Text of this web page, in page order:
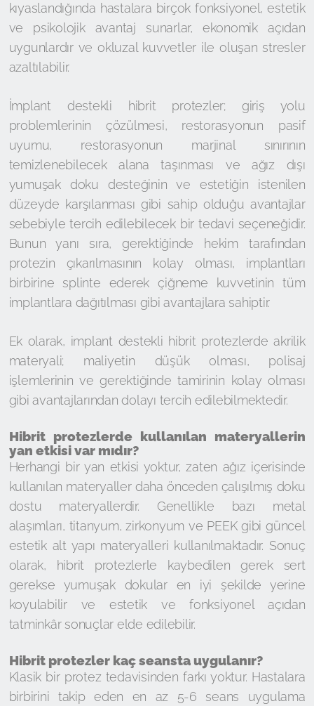
kıyaslandığında hastalara birçok fonksiyonel, estetik
ve psikolojik avantaj sunarlar, ekonomik açıdan
uygunlardır ve okluzal kuvvetler ile oluşan stresler
azaltılabilir.
İmplant destekli hibrit protezler; giriş yolu
problemlerinin çözülmesi, restorasyonun pasif
uyumu, restorasyonun marjinal sınırının
temizlenebilecek alana taşınması ve ağız dışı
yumuşak doku desteğinin ve estetiğin istenilen
düzeyde karşılanması gibi sahip olduğu avantajlar
sebebiyle tercih edilebilecek bir tedavi seçeneğidir.
Bunun yanı sıra, gerektiğinde hekim tarafından
protezin çıkarılmasının kolay olması, implantları
birbirine splinte ederek çiğneme kuvvetinin tüm
implantlara dağıtılması gibi avantajlara sahiptir.
Ek olarak, implant destekli hibrit protezlerde akrilik
materyali; maliyetin düşük olması, polisaj
işlemlerinin ve gerektiğinde tamirinin kolay olması
gibi avantajlarından dolayı tercih edilebilmektedir.
Hibrit protezlerde kullanılan materyallerin
yan etkisi var mıdır?
Herhangi bir yan etkisi yoktur, zaten ağız içerisinde
kullanılan materyaller daha önceden çalışılmış doku
dostu materyallerdir. Genellikle bazı metal
alaşımları, titanyum, zirkonyum ve PEEK gibi güncel
estetik alt yapı materyalleri kullanılmaktadır. Sonuç
olarak, hibrit protezlerle kaybedilen gerek sert
gerekse yumuşak dokular en iyi şekilde yerine
koyulabilir ve estetik ve fonksiyonel açıdan
tatminkâr sonuçlar elde edilebilir.
Hibrit protezler kaç seansta uygulanır?
Klasik bir protez tedavisinden farkı yoktur. Hastalara
birbirini takip eden en az 5-6 seans uygulama